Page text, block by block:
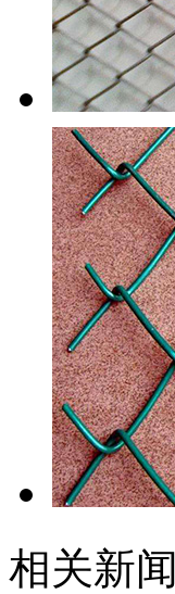
相关新闻